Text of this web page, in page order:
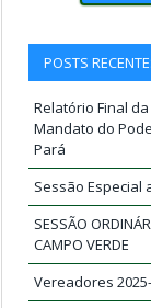
POSTS
Relatório Final
Mandato do
Pará
Sessão Especial
SESSÃO
CAMPO VERDE
Vereadores